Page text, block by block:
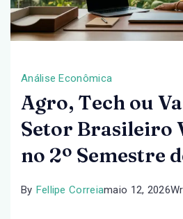
Análise Econômica
Agro, Tech ou
Setor Brasileiro
no 2º Semestre
By Fellipe Correiamaio 12, 2026